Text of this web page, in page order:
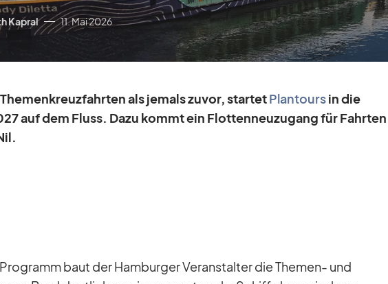
Kapral 11. Mai 2026
als je­mals zu­vor, star­tetPlan­toursin die
auf dem Fluss. Dazu kommt ein Flot­ten­neu­zu­gang für Fahr­ten
baut der Ham­bur­ger Ver­an­stal­ter die The­men- und